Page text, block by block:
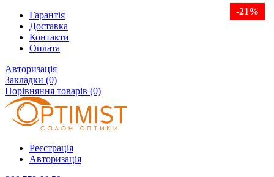
Гарантія
Доставка
Контакти
Оплата
Авторизація
Закладки (0)
Порівняння товарів (0)
Реєстрація
Авторизація
-21%